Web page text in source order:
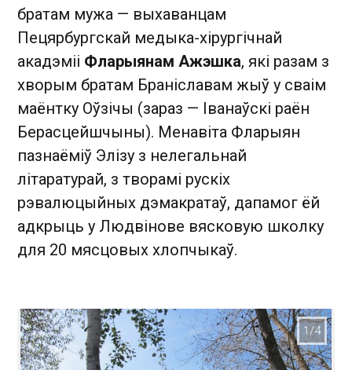
братам мужа — выхаванцам
Пецярбургскай медыка-хірургічнай
акадэміі Фларыянам Ажэшка, які разам з
хворым братам Браніславам жыў у сваім
маёнтку Оўзічы (зараз — Іванаўскі раён
Берасцейшчыны). Менавіта Фларыян
пазнаёміў Элізу з нелегальнай
літаратурай, з творамі рускіх
рэвалюцыйных дэмакратаў, дапамог ёй
адкрыць у Людвінове вясковую школку
для 20 мясцовых хлопчыкаў.